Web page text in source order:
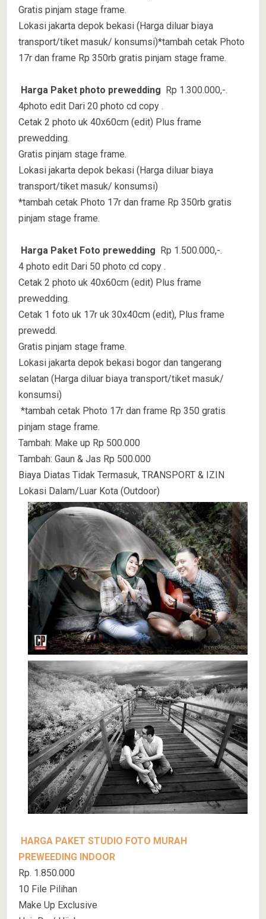
Gratis pinjam stage frame.
Lokasi jakarta depok bekasi (Harga diluar biaya
transport/tiket masuk/ konsumsi)*tambah cetak Photo
17r dan frame Rp 350rb gratis pinjam stage frame.
Harga Paket photo prewedding Rp 1.300.000,-.
4photo edit Dari 20 photo cd copy .
Cetak 2 photo uk 40x60cm (edit) Plus frame
prewedding.
Gratis pinjam stage frame.
Lokasi jakarta depok bekasi (Harga diluar biaya
transport/tiket masuk/ konsumsi)
*tambah cetak Photo 17r dan frame Rp 350rb gratis
pinjam stage frame.
Harga Paket Foto prewedding Rp 1.500.000,-.
4 photo edit Dari 50 photo cd copy .
Cetak 2 photo uk 40x60cm (edit) Plus frame
prewedding.
Cetak 1 foto uk 17r uk 30x40cm (edit), Plus frame
prewedd.
Gratis pinjam stage frame.
Lokasi jakarta depok bekasi bogor dan tangerang
selatan (Harga diluar biaya transport/tiket masuk/
konsumsi)
*tambah cetak Photo 17r dan frame Rp 350 gratis
pinjam stage frame.
Tambah: Make up Rp 500.000
Tambah: Gaun & Jas Rp 500.000
Biaya Diatas Tidak Termasuk, TRANSPORT & IZIN
Lokasi Dalam/Luar Kota (Outdoor)
HARGA PAKET STUDIO FOTO MURAH
PREWEEDING INDOOR
Rp. 1.850.000
10 File Pilihan
Make Up Exclusive